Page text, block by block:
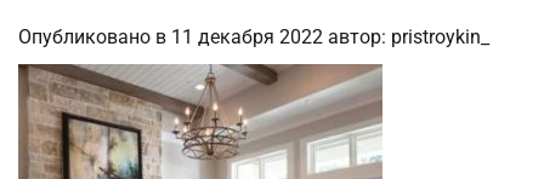
Опубликовано в 11 декабря 2022 автор: pristroykin_